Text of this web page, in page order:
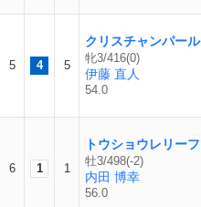
5 4 5
クリスチャンパール
牝3/416(0)
伊藤 直人
54.0
6 1 1
トウショウレリーフ
牡3/498(-2)
内田 博幸
56.0